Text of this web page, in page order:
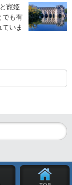
寵姫
でも有
いま